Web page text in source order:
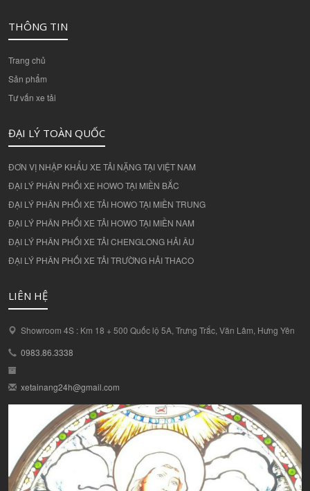
THÔNG TIN
Trang chủ
Sản phẩm
Tư vấn xe tải
ĐẠI LÝ TOÀN QUỐC
ĐƠN VỊ NHẬP KHẨU XE TẢI NẶNG TẠI VIỆT NAM
ĐẠI LÝ PHÂN PHỐI XE HOWO TẠI MIỀN BẮC
ĐẠI LÝ PHÂN PHỐI XE TẢI HOWO TẠI MIỀN TRUNG
ĐẠI LÝ PHÂN PHỐI XE TẢI HOWO TẠI MIỀN NAM
ĐẠI LÝ PHÂN PHỐI XE TẢI CHENGLONG HẢI ÂU
ĐẠI LÝ PHÂN PHỐI XE TẢI TRƯỜNG HẢI THACO
LIÊN HỆ
Showroom 4S : Km 18 + 500 Quốc lộ 5A, Trưng Trắc, Văn Lâm, Hưng Yên
0983.86.3338
xetainang24h@gmail.com